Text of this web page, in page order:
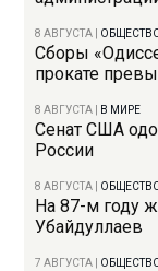
8 АВГУСТА
Сборы
прокате
8 АВГУСТА В МИРЕ
Сенат США
России
8 АВГУСТА
На 87-м году
Убайдуллаев
7 АВГУСТА